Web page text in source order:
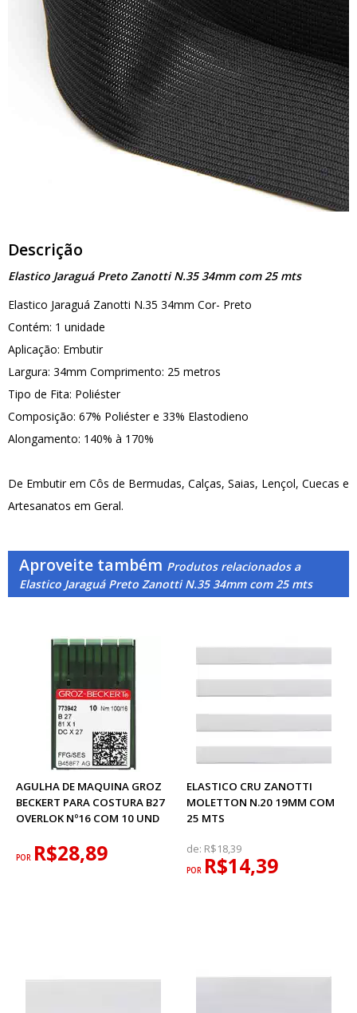
Descrição
Elastico Jaraguá Preto Zanotti N.35 34mm com 25 mts
Elastico Jaraguá Zanotti N.35 34mm Cor- Preto
Contém: 1 unidade
Aplicação: Embutir
Largura: 34mm Comprimento: 25 metros
Tipo de Fita: Poliéster
Composição: 67% Poliéster e 33% Elastodieno
Alongamento: 140% à 170%
De Embutir em Côs de Bermudas, Calças, Saias, Lençol, Cuecas e
Artesanatos em Geral.
Aproveite também Produtos relacionados a
Elastico Jaraguá Preto Zanotti N.35 34mm com 25 mts
AGULHA DE MAQUINA GROZ
BECKERT PARA COSTURA B27
OVERLOK Nº16 COM 10 UND
POR R$28,89
ELASTICO CRU ZANOTTI
MOLETTON N.20 19MM COM
25 MTS
de: R$18,39
POR R$14,39